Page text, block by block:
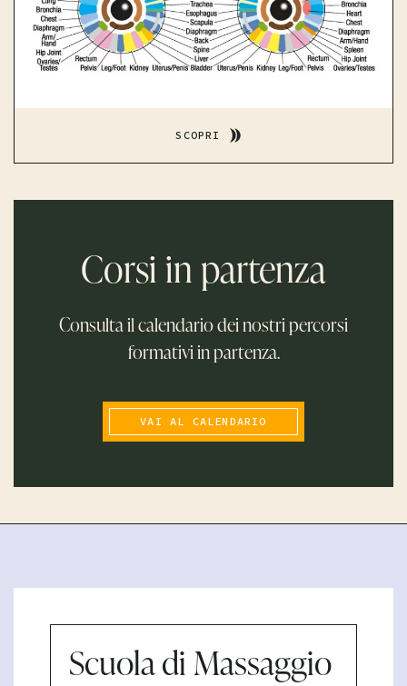
SCOPRI
Corsi in partenza
Consulta il calendario dei nostri percorsi
formativi in partenza.
VAI AL CALENDARIO
Scuola di Massaggio